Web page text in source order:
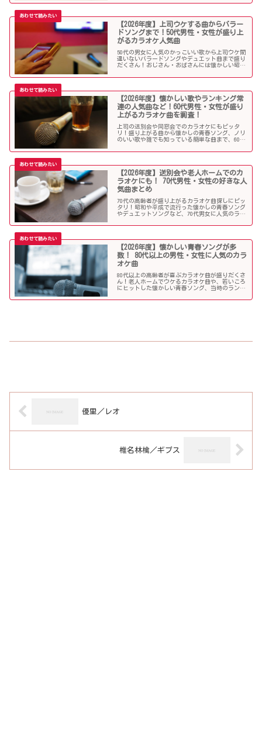
ッとくるようなカラオケソングを探している方も
【2026年度】上司ウケする曲からバラー
ドソングまで！50代男性・女性が盛り上
がるカラオケ人気曲
50代の男女に人気のかっこいい歌から上司ウケ間
違いないバラードソングやデュエット曲まで盛り
だくさん！おじさん・おばさんには懐かしい昭和
懐メロも多数。みんなが知っている曲は音痴でも
はず！
【2026年度】懐かしい歌やランキング常
連の人気曲など！60代男性・女性が盛り
上がるカラオケ曲を調査！
上司の送別会や同窓会でのカラオケにもピッタ
リ！盛り上がる曲から懐かしの青春ソング、ノリ
のいい歌や誰でも知っている簡単な曲まで、60代
でご紹介します！
【2026年度】送別会や老人ホームでのカ
ラオケにも！ 70代男性・女性の好きな人
気曲まとめ
70代の高齢者が盛り上がるカラオケ曲探しにピッ
タリ！昭和や平成で流行った懐かしの青春ソング
やデュエットソングなど、70代男女に人気のラン
ウケる曲、老人に喜ばれる曲が詰まったラインナ
【2026年度】懐かしい青春ソングが多
数！ 80代以上の男性・女性に人気のカラ
オケ曲
80代以上の高齢者が喜ぶカラオケ曲が盛りだくさ
ん！老人ホームでウケるカラオケ曲や、若いころ
にヒットした懐かしい青春ソング、当時のランキ
た！
優里／レオ
椎名林檎／ギプス